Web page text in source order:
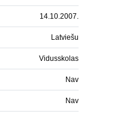
14.10.2007.
Latviešu
Vidusskolas
Nav
Nav